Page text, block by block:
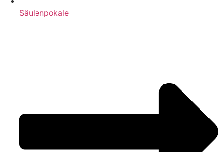
Säulenpokale